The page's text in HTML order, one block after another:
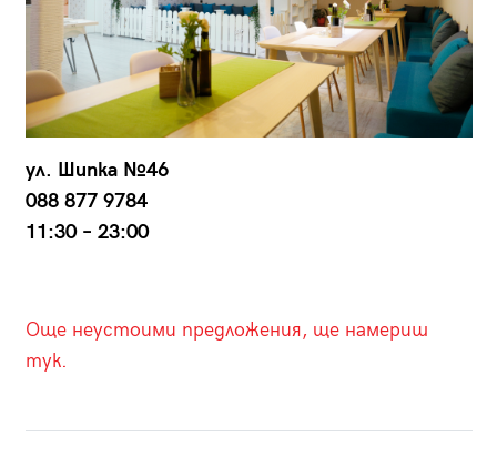
ул. Шипка №46
088 877 9784
11:30 – 23:00
Още неустоими предложения, ще намериш
тук.